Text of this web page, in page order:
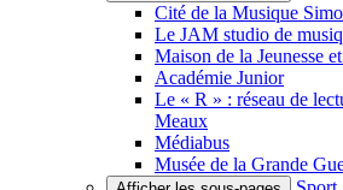
Cité de la Musique
Le JAM studio de
Maison de la Jeunesse
Académie Junior
Le « R » : réseau de
Meaux
Médiabus
Musée de la Grande